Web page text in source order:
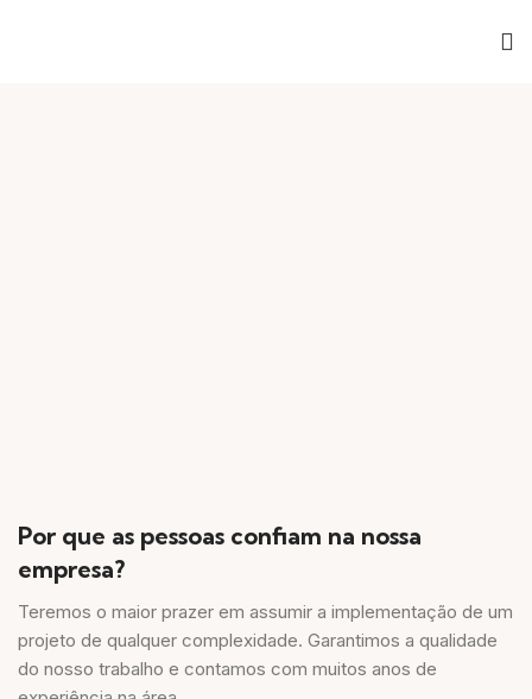
Por que as pessoas confiam na nossa
empresa?
Teremos o maior prazer em assumir a implementação de um
projeto de qualquer complexidade. Garantimos a qualidade
do nosso trabalho e contamos com muitos anos de